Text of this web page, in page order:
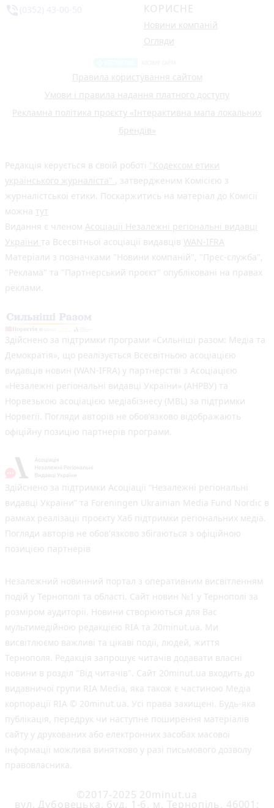
КОРИСНЕ
Новини компаній
Огляди
Правила користування сайтом
Умови і правила надання платного доступу
Рекламна політика проєкту «Інтерактивна мапа локальних
брендів»
Редакція керується в своїй роботі "Кодексом етики
українського журналіста" , затвердженим Комісією з
журналістської етики. Поскаржитись на матеріал до Комісії
можна тут
Видання є членом Асоціації Незалежні регіональні видавці
України та Всесвітньої асоціації видавців WAN-IFRA
Матеріали з позначками "Новини компаній", "Прес-служба",
"Реклама" та "Партнерський проєкт" опубліковані на правах
реклами.
Здійснено за підтримки програми «Сильніші разом: Медіа та
Демократія», що реалізується Всесвітньою асоціацією
видавців новин (WAN-IFRA) у партнерстві з Асоціацією
«Незалежні регіональні видавці України» (АНРВУ) та
Норвезькою асоціацією медіабізнесу (MBL) за підтримки
Норвегії. Погляди авторів не обов’язково відображають
офіційну позицію партнерів програми.
Здійснено за підтримки Асоціації “Незалежні регіональні
видавці України” та Foreningen Ukrainian Media Fund Nordic в
рамках реалізації проєкту Хаб підтримки регіональних медіа.
Погляди авторів не обов'язково збігаються з офіційною
позицією партнерів
Незалежний новинний портал з оперативним висвітленням
подій у Тернополі та області. Сайт новин №1 у Тернополі за
розміром аудиторії. Новини створюються для Вас
мультимедійною редакцією RIA та 20minut.ua. Ми
висвітлюємо важливі та цікаві події, людей, життя
Тернополя. Редакція запрошує читачів додавати власні
новини в розділ "Від читачів". Сайт 20minut.ua входить до
видавничої групи RIA Media, яка також є частиною Медіа
корпорації RIA © 20minut.ua. Усі права захищені. Будь-яка
публiкацiя, передрук чи наступне поширення матеріалів
сайту у друкованих або електронних засобах масової
інформації можлива винятково у разі письмового дозволу
правовласника.
©2017-2025 20minut.ua
вул. Дубовецька, буд. 1-б, м. Тернопіль, 46001;